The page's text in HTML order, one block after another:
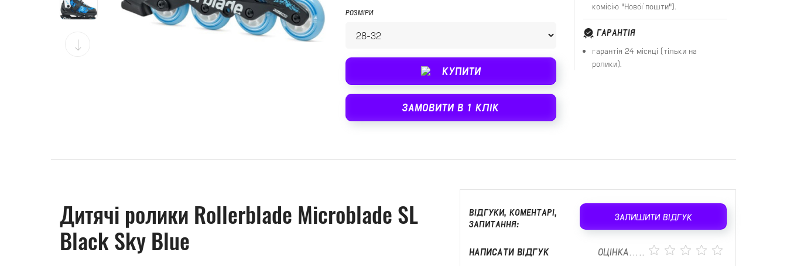
РОЗМІРИ
КУПИТИ
ЗАМОВИТИ В 1 КЛІК
комісію "Нової пошти").
ГАРАНТІЯ
гарантія 24 місяці (тільки на
ролики).
Дитячі ролики Rollerblade Microblade SL
Black Sky Blue
ВІДГУКИ, КОМЕНТАРІ,
ЗАПИТАННЯ:
ЗАЛИШИТИ ВІДГУК
НАПИСАТИ ВІДГУК ОЦІНКА